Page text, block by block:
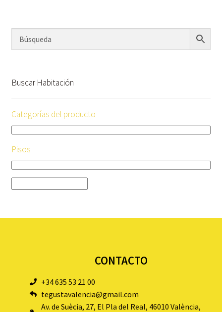
Buscar Habitación
Categorías del producto
Pisos
CONTACTO
+34 635 53 21 00
tegustavalencia@gmail.com
Av. de Suècia, 27, El Pla del Real, 46010 València,